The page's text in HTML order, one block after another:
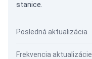
stanice.
Posledná aktualizácia
Frekvencia aktualizácie